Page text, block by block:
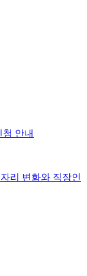
안내
리 변화와 직장인